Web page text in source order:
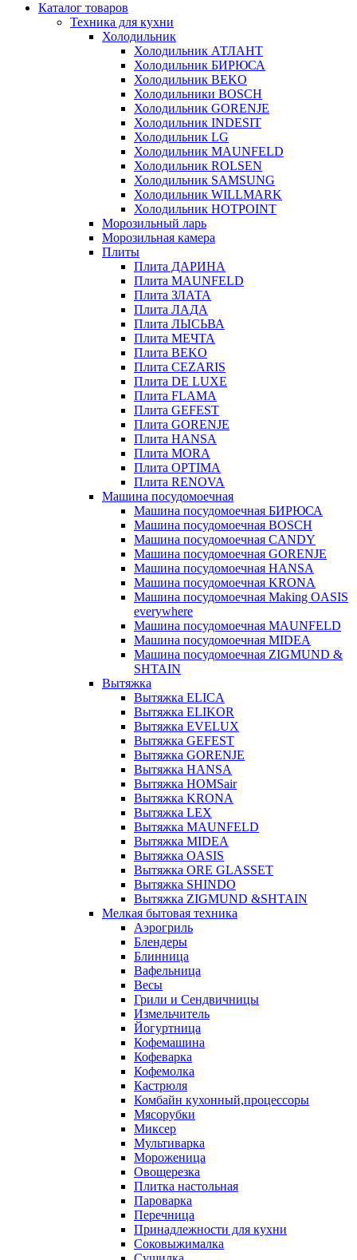
Каталог товаров
Техника для кухни
Холодильник
Холодильник АТЛАНТ
Холодильник БИРЮСА
Холодильник BEKO
Холодильники BOSCH
Холодильник GORENJE
Холодильник INDESIT
Холодильник LG
Холодильник MAUNFELD
Холодильник ROLSEN
Холодильник SAMSUNG
Холодильник WILLMARK
Холодильник HOTPOINT
Морозильный ларь
Морозильная камера
Плиты
Плита ДАРИНА
Плита MAUNFELD
Плита ЗЛАТА
Плита ЛАДА
Плита ЛЫСЬВА
Плита МЕЧТА
Плита BEKO
Плита CEZARIS
Плита DE LUXE
Плита FLAMA
Плита GEFEST
Плита GORENJE
Плита HANSA
Плита MORA
Плита OPTIMA
Плита RENOVA
Машина посудомоечная
Машина посудомоечная БИРЮСА
Машина посудомоечная BOSCH
Машина посудомоечная CANDY
Машина посудомоечная GORENJE
Машина посудомоечная HANSA
Машина посудомоечная KRONA
Машина посудомоечная Making OASIS
everywhere
Машина посудомоечная MAUNFELD
Машина посудомоечная MIDEA
Машина посудомоечная ZIGMUND &
SHTAIN
Вытяжка
Вытяжка ELICA
Вытяжка ELIKOR
Вытяжка EVELUX
Вытяжка GEFEST
Вытяжка GORENJE
Вытяжка HANSA
Вытяжка HOMSair
Вытяжка KRONA
Вытяжка LEX
Вытяжка MAUNFELD
Вытяжка MIDEA
Вытяжка OASIS
Вытяжка ORE GLASSET
Вытяжка SHINDO
Вытяжка ZIGMUND &SHTAIN
Мелкая бытовая техника
Аэрогриль
Блендеры
Блинница
Вафельница
Весы
Грили и Сендвичницы
Измельчитель
Йогуртница
Кофемашина
Кофеварка
Кофемолка
Кастрюля
Комбайн кухонный,процессоры
Мясорубки
Миксер
Мультиварка
Мороженица
Овощерезка
Плитка настольная
Пароварка
Перечница
Принадлежности для кухни
Соковыжималка